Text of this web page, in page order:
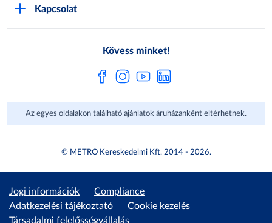
Kapcsolat
Kövess minket!
Az egyes oldalakon található ajánlatok áruházanként eltérhetnek.
© METRO Kereskedelmi Kft. 2014 - 2026.
Jogi információk
Compliance
Adatkezelési tájékoztató
Cookie kezelés
Társadalmi felelősségvállalás